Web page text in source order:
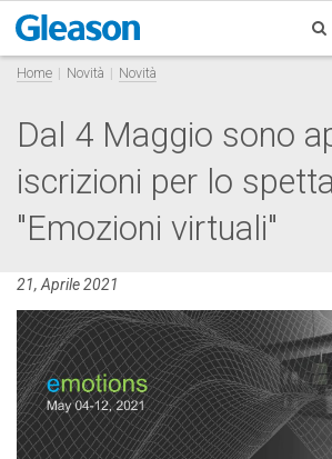
Home Novità Novità
Dal 4 Maggio sono
iscrizioni per lo
"Emozioni virtuali"
21, Aprile 2021